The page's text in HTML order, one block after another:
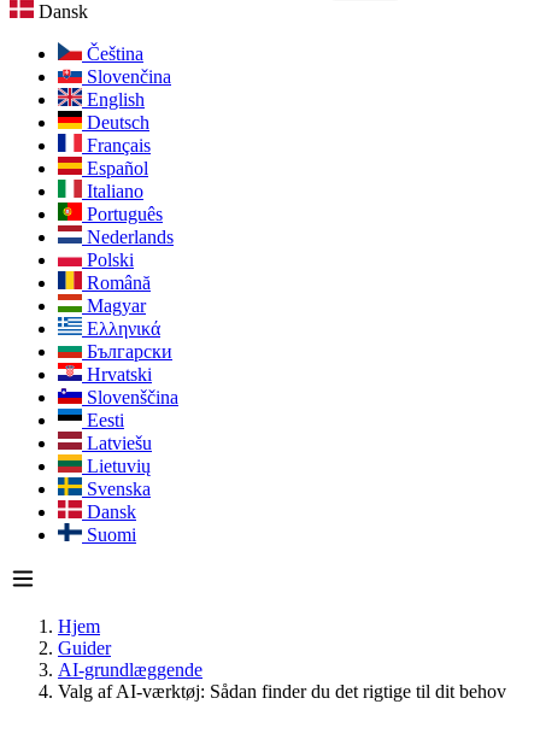
Dansk
Čeština
Slovenčina
English
Deutsch
Français
Español
Italiano
Português
Nederlands
Polski
Română
Magyar
Ελληνικά
Български
Hrvatski
Slovenščina
Eesti
Latviešu
Lietuvių
Svenska
Dansk
Suomi
Hjem
Guider
AI-grundlæggende
Valg af AI-værktøj: Sådan finder du det rigtige til dit behov